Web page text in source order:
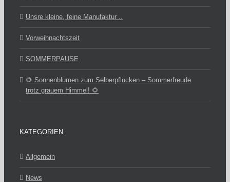
Unsre kleine, feine Manufaktur ..
Vorweihnachtszeit
SOMMERPAUSE
🌻 Sonnenblumen zum Selberpflücken – Sommerfreude
trotz grauem Himmel! 🌻
KATEGORIEN
Allgemein
News